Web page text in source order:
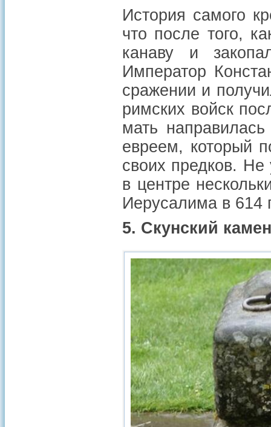
История самого
что после того,
канаву и
Император
сражении и
римских войск
мать
евреем, который
своих предков. Не
в центре
Иерусалима в 614
5. Скунский